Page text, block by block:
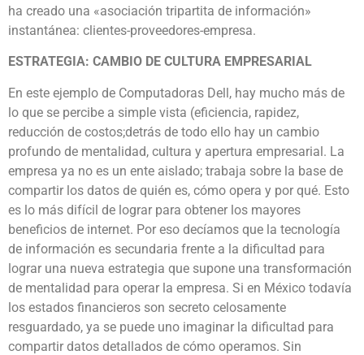
ha creado una «asociación tripartita de información»
instantánea: clientes-proveedores-empresa.
ESTRATEGIA: CAMBIO DE CULTURA EMPRESARIAL
En este ejemplo de Computadoras Dell, hay mucho más de
lo que se percibe a simple vista (eficiencia, rapidez,
reducción de costos;detrás de todo ello hay un cambio
profundo de mentalidad, cultura y apertura empresarial. La
empresa ya no es un ente aislado; trabaja sobre la base de
compartir los datos de quién es, cómo opera y por qué. Esto
es lo más difícil de lograr para obtener los mayores
beneficios de internet. Por eso decíamos que la tecnología
de información es secundaria frente a la dificultad para
lograr una nueva estrategia que supone una transformación
de mentalidad para operar la empresa. Si en México todavía
los estados financieros son secreto celosamente
resguardado, ya se puede uno imaginar la dificultad para
compartir datos detallados de cómo operamos. Sin